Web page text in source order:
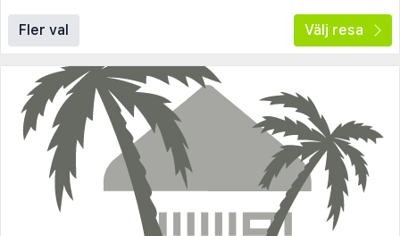
Fler val Välj resa